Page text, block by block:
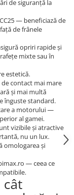
de siguranță la
— beneficiază de
de frânele
opriri rapide și
mixte sau în
estetică.
contact mai mare
și mai multă
înguste standard.
a motorului —
al gamei.
vizibile și atractive
nu un lux.
omologarea și
— ceea ce
cât